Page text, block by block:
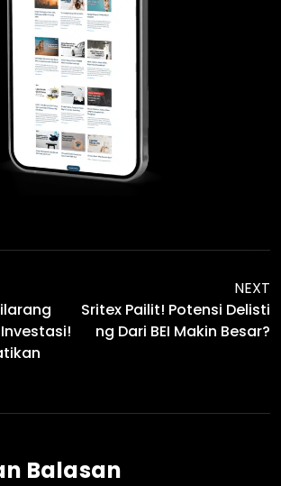
NEXT
Sritex Pailit! Potensi Delisti
Ng Dari BEI Makin Besar?
Balasan